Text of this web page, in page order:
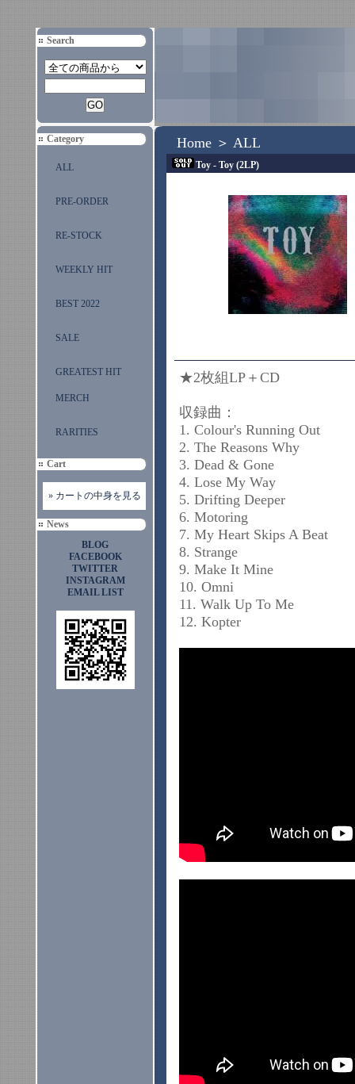
Search
Category
ALL
PRE-ORDER
RE-STOCK
WEEKLY HIT
BEST 2022
SALE
GREATEST HIT
MERCH
RARITIES
Cart
» カートの中身を見る
News
BLOG
FACEBOOK
TWITTER
INSTAGRAM
EMAIL LIST
Home ＞ ALL
Toy - Toy (2LP)
★2枚組LP＋CD
収録曲：
1. Colour's Running Out
2. The Reasons Why
3. Dead & Gone
4. Lose My Way
5. Drifting Deeper
6. Motoring
7. My Heart Skips A Beat
8. Strange
9. Make It Mine
10. Omni
11. Walk Up To Me
12. Kopter